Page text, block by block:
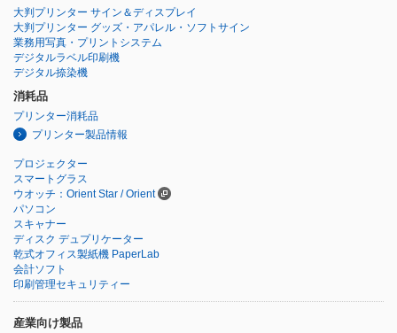
大判プリンター サイン＆ディスプレイ
大判プリンター グッズ・アパレル・ソフトサイン
業務用写真・プリントシステム
デジタルラベル印刷機
デジタル捺染機
消耗品
プリンター消耗品
プリンター製品情報
プロジェクター
スマートグラス
ウオッチ：Orient Star / Orient
パソコン
スキャナー
ディスク デュプリケーター
乾式オフィス製紙機 PaperLab
会計ソフト
印刷管理セキュリティー
産業向け製品